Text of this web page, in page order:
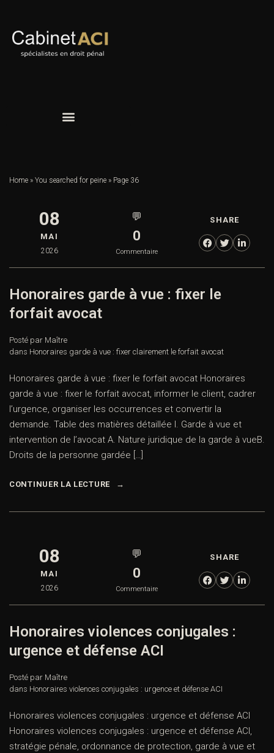
Home » You searched for peine » Page 36
08
MAI
2026
💬
0
Commentaire
SHARE
Honoraires garde à vue : fixer le
forfait avocat
Posté par Maître
dans Honoraires garde à vue : fixer clairement le forfait avocat
Honoraires garde à vue : fixer le forfait avocat Honoraires
garde à vue : fixer le forfait avocat, informer le client, cadrer
l’urgence, organiser les occurrences et convertir la
demande. Table des matières détaillée I. Garde à vue et
intervention de l’avocat A. Nature juridique de la garde à vueB.
Droits de la personne gardée […]
CONTINUER LA LECTURE
08
MAI
2026
💬
0
Commentaire
SHARE
Honoraires violences conjugales :
urgence et défense ACI
Posté par Maître
dans Honoraires violences conjugales : urgence et défense ACI
Honoraires violences conjugales : urgence et défense ACI
Honoraires violences conjugales : urgence et défense ACI,
stratégie pénale, ordonnance de protection, garde à vue et